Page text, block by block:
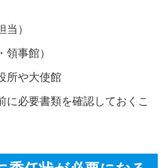
）
事館）
所や大使館
に必要書類を確認しておくこ